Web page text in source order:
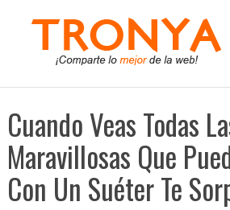
Cuando Veas Todas
Maravillosas Que
Con Un Suéter Te